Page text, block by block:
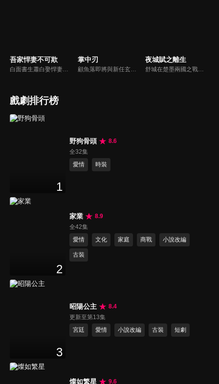
吾家悍妻不可欺
白面書生蕭白娶悍妻徐三娘，誰知她是失憶女將軍，他是隱姓世子爺。假夫妻變真戰友，組百姓軍抗倭寇，鬥權宦，夫妻聯手揭陰謀，救孤寡，在亂世中為百姓打下一座俠義之城。
掌中刃
顧魚落即將與新任玄機閣閣主顧朝夕成婚之際，顧朝夕遭人暗殺了。為穩定局勢，魚落得找個人來假扮顧朝夕。而太子殷晝為避禍調查潛入顧家，假扮顧朝夕。殷晝人前溫柔繾綣，人後殺伐果斷，卻發現魚落的夫君竟正是當年他失蹤的大哥。各自懷揣秘密的二人從針鋒相對到互生情愫，最終心意相通。
夜城賦之離生
舒城在楚墨兩國之戰中落敗，並成為了墨國五皇女莫茴的魂器。失去自我意識的舒城跟隨姐姐莫茹回到墨國，面對失而復得的妹妹，莫茹欣喜又憂慮。為了保護親人和國家她棄醫從戎，甚至為了保護莫茴不惜被砍掉一條手臂，然而這一切都阻擋不了局勢的動盪不安...
戲劇排行榜
1
野狗骨頭
8.6
全32集
愛情
時裝
2
家業
8.9
全42集
愛情
文化 家庭 商戰 小說改編
古裝
3
昭陽公主
8.4
更新至第13集
宮廷
愛情 小說改編 古裝 短劇
燦如繁星
9.6